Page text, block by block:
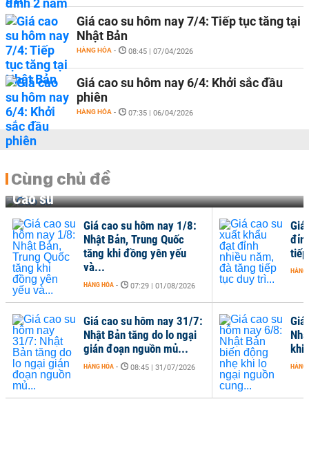
Giá cao su hôm nay 7/4: Tiếp tục tăng tại
Nhật Bản
HÀNG HÓA - 08:45 | 07/04/2026
Giá cao su hôm nay 6/4: Khởi sắc đầu
phiên
HÀNG HÓA - 07:35 | 06/04/2026
Cùng chủ đề
Cao su
khi
HÀNG
Giá cao su hôm nay 1/8:
Nhật Bản, Trung Quốc
tăng khi đồng yên yếu
và...
HÀNG HÓA - 07:29 | 01/08/2026
Giá cao su hôm nay 31/7:
Nhật Bản tăng do lo ngại
gián đoạn nguồn mủ...
HÀNG HÓA - 08:45 | 31/07/2026
Giá
HÀNG